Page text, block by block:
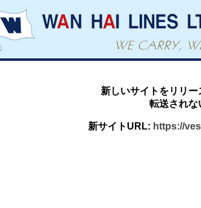
新しいサイトをリリー
転送されな
新サイトURL: https://